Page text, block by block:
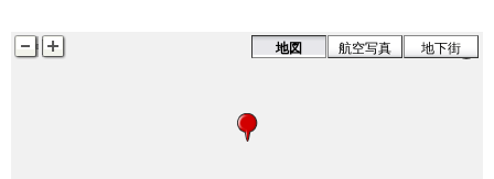
地図 航空写真 地下街